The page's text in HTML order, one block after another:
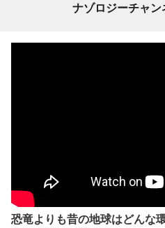
ナゾロジーチャ
恐竜よりも昔の地球はどんな